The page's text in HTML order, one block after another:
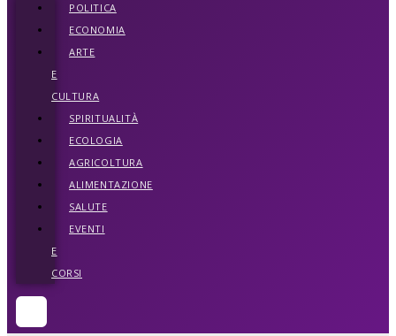
POLITICA
ECONOMIA
ARTE
E
CULTURA
SPIRITUALITÀ
ECOLOGIA
AGRICOLTURA
ALIMENTAZIONE
SALUTE
EVENTI
E
CORSI